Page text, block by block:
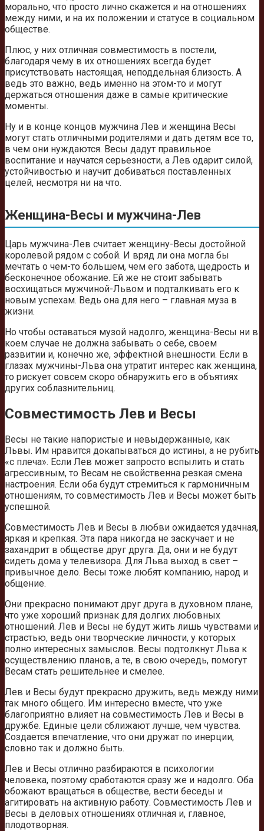
морально, что просто лично скажется и на отношениях
между ними, и на их положении и статусе в социальном
обществе.
Плюс, у них отличная совместимость в постели,
благодаря чему в их отношениях всегда будет
присутствовать настоящая, неподдельная близость. А
ведь это важно, ведь именно на этом-то и могут
держаться отношения даже в самые критические
моменты.
Ну и в конце концов мужчина Лев и женщина Весы
могут стать отличными родителями и дать детям все то,
в чем они нуждаются. Весы дадут правильное
воспитание и научатся серьезности, а Лев одарит силой,
устойчивостью и научит добиваться поставленных
целей, несмотря ни на что.
Женщина-Весы и мужчина-Лев
Царь мужчина-Лев считает женщину-Весы достойной
королевой рядом с собой. И вряд ли она могла бы
мечтать о чем-то большем, чем его забота, щедрость и
бесконечное обожание. Ей же не стоит забывать
восхищаться мужчиной-Львом и подталкивать его к
новым успехам. Ведь она для него – главная муза в
жизни.
Но чтобы оставаться музой надолго, женщина-Весы ни в
коем случае не должна забывать о себе, своем
развитии и, конечно же, эффектной внешности. Если в
глазах мужчины-Льва она утратит интерес как женщина,
то рискует совсем скоро обнаружить его в объятиях
других соблазнительниц.
Совместимость Лев и Весы
Весы не такие напористые и невыдержанные, как
Львы. Им нравится докапываться до истины, а не рубить
«с плеча». Если Лев может запросто вспылить и стать
агрессивным, то Весам не свойственна резкая смена
настроения. Если оба будут стремиться к гармоничным
отношениям, то совместимость Лев и Весы может быть
успешной.
Совместимость Лев и Весы в любви ожидается удачная,
яркая и крепкая. Эта пара никогда не заскучает и не
захандрит в обществе друг друга. Да, они и не будут
сидеть дома у телевизора. Для Льва выход в свет –
привычное дело. Весы тоже любят компанию, народ и
общение.
Они прекрасно понимают друг друга в духовном плане,
что уже хороший признак для долгих любовных
отношений. Лев и Весы не будут жить лишь чувствами и
страстью, ведь они творческие личности, у которых
полно интересных замыслов. Весы подтолкнут Льва к
осуществлению планов, а те, в свою очередь, помогут
Весам стать решительнее и смелее.
Лев и Весы будут прекрасно дружить, ведь между ними
так много общего. Им интересно вместе, что уже
благоприятно влияет на совместимость Лев и Весы в
дружбе. Единые цели сближают лучше, чем чувства.
Создается впечатление, что они дружат по инерции,
словно так и должно быть.
Лев и Весы отлично разбираются в психологии
человека, поэтому сработаются сразу же и надолго. Оба
обожают вращаться в обществе, вести беседы и
агитировать на активную работу. Совместимость Лев и
Весы в деловых отношениях отличная и, главное,
плодотворная.